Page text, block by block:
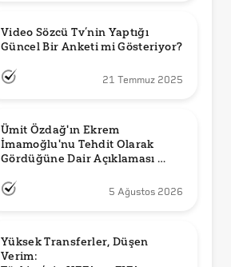
Video Sözcü Tv’nin Yaptığı
Güncel Bir Anketi mi Gösteriyor?
21 Temmuz 2025
Ümit Özdağ'ın Ekrem
İmamoğlu'nu Tehdit Olarak
Gördüğüne Dair Açıklaması
5 Ağustos 2026
Yüksek Transferler, Düşen
Verim: